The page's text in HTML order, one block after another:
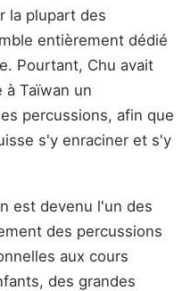
la plupart des
entièrement dédié
Pourtant, Chu avait
Taïwan un
percussions, afin que
s'y enraciner et s'y
est devenu l'un des
des percussions
aux cours
des grandes